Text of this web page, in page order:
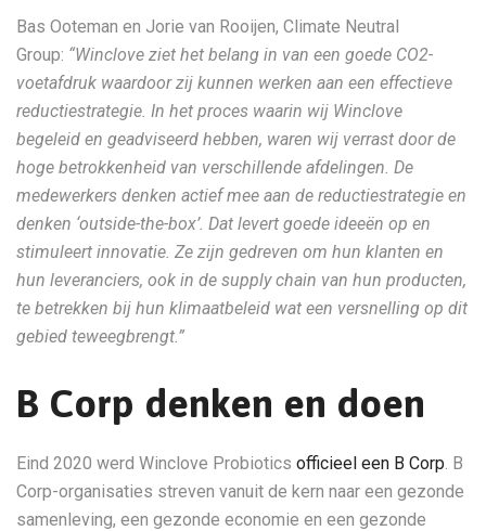
Bas Ooteman en Jorie van Rooijen, Climate Neutral
Group: “Winclove ziet het belang in van een goede CO2-
voetafdruk waardoor zij kunnen werken aan een effectieve
reductiestrategie. In het proces waarin wij Winclove
begeleid en geadviseerd hebben, waren wij verrast door de
hoge betrokkenheid van verschillende afdelingen. De
medewerkers denken actief mee aan de reductiestrategie en
denken ‘outside-the-box’. Dat levert goede ideeën op en
stimuleert innovatie. Ze zijn gedreven om hun klanten en
hun leveranciers, ook in de supply chain van hun producten,
te betrekken bij hun klimaatbeleid wat een versnelling op dit
gebied teweegbrengt.”
B Corp denken en doen
Eind 2020 werd Winclove Probiotics officieel een B Corp. B
Corp-organisaties streven vanuit de kern naar een gezonde
samenleving, een gezonde economie en een gezonde